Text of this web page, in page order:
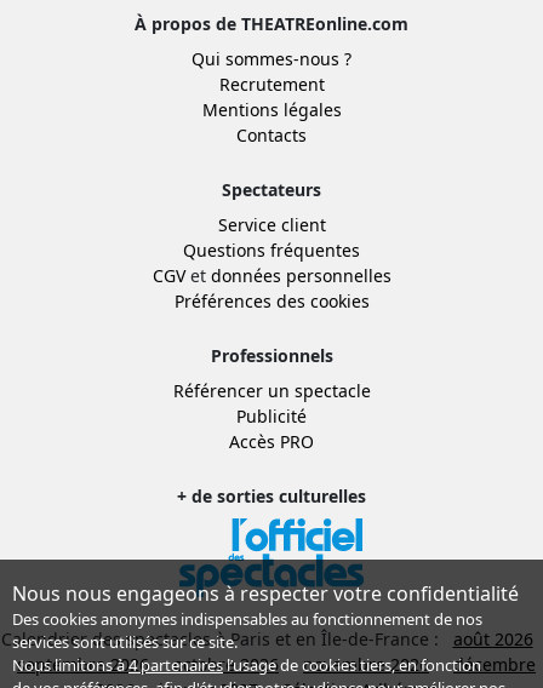
À propos de THEATREonline.com
Qui sommes-nous ?
Recrutement
Mentions légales
Contacts
Spectateurs
Service client
Questions fréquentes
CGVet données personnelles
Préférences des cookies
Professionnels
Référencer un spectacle
Publicité
Accès PRO
+ de sorties culturelles
Calendrier des spectacles à Paris et en Île-de-France :
août 2026
septembre 2026
octobre 2026 novembre 2026
décembre
Nous nous engageons à respecter votre confidentialité
Des cookies anonymes indispensables au fonctionnement de nos
services sont utilisés sur ce site.
Nous limitons à4 partenairesl’usage de cookies tiers, en fonction